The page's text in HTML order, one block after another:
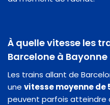
À quelle vitesse les
Barcelone à Bayonne
Les trains allant de
une vitesse moyenne de
peuvent parfois atteindre